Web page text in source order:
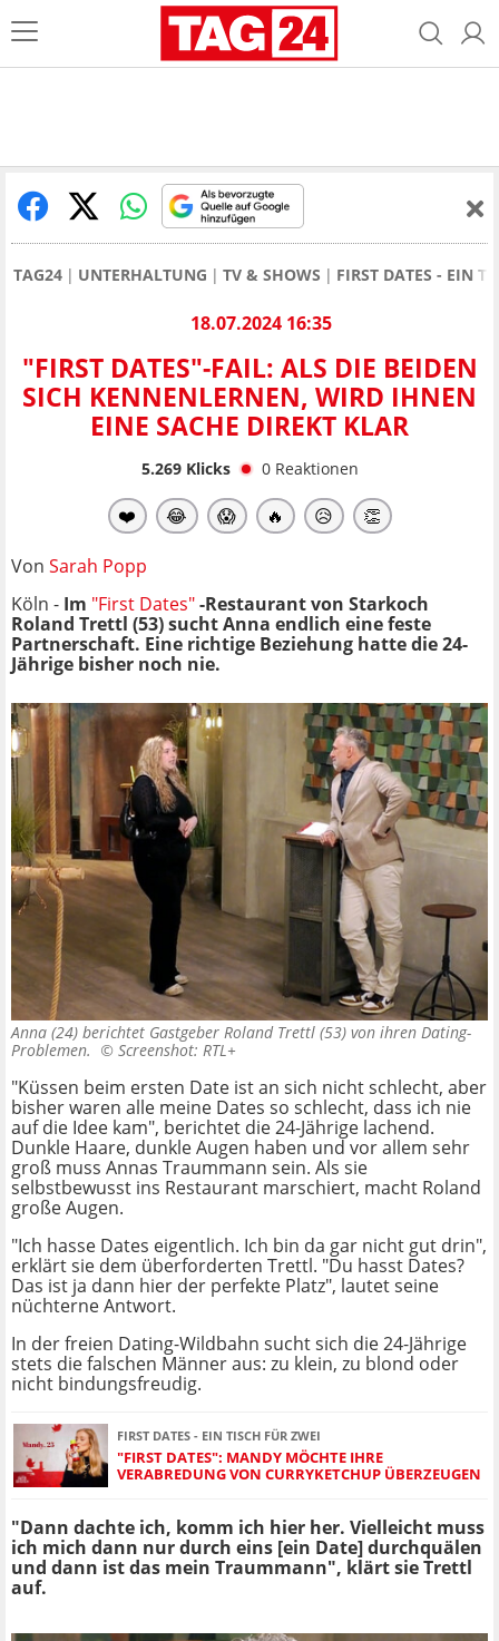
TAG24 UNTERHALTUNG TV & SHOWS FIRST DATES - EIN
18.07.2024 16:35
"FIRST DATES"-FAIL: ALS DIE BEIDEN
SICH KENNENLERNEN, WIRD IHNEN
EINE SACHE DIREKT KLAR
5.269Klicks 0 Reaktionen
❤️ 😂 😱 🔥 😥 👏
Von Sarah Popp
Köln - Im "First Dates"-Restaurant von Starkoch
Roland Trettl (53) sucht Anna endlich eine feste
Partnerschaft. Eine richtige Beziehung hatte die 24-
Jährige bisher noch nie.
Anna (24) berichtet Gastgeber Roland Trettl (53) von ihren Dating-
Problemen. © Screenshot: RTL+
"Küssen beim ersten Date ist an sich nicht schlecht, aber
bisher waren alle meine Dates so schlecht, dass ich nie
auf die Idee kam", berichtet die 24-Jährige lachend.
Dunkle Haare, dunkle Augen haben und vor allem sehr
groß muss Annas Traummann sein. Als sie
selbstbewusst ins Restaurant marschiert, macht Roland
große Augen.
"Ich hasse Dates eigentlich. Ich bin da gar nicht gut drin",
erklärt sie dem überforderten Trettl. "Du hasst Dates?
Das ist ja dann hier der perfekte Platz", lautet seine
nüchterne Antwort.
In der freien Dating-Wildbahn sucht sich die 24-Jährige
stets die falschen Männer aus: zu klein, zu blond oder
nicht bindungsfreudig.
FIRST DATES - EIN TISCH FÜR ZWEI
"FIRST DATES": MANDY MÖCHTE IHRE
VERABREDUNG VON CURRYKETCHUP ÜBERZEUGEN
"Dann dachte ich, komm ich hier her. Vielleicht muss
ich mich dann nur durch eins [ein Date] durchquälen
und dann ist das mein Traummann", klärt sie Trettl
auf.